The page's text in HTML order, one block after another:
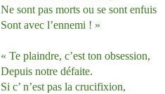
Ne sont pas morts ou se sont enfuis
Sont avec l’ennemi ! »
« Te plaindre, c’est ton obsession,
Depuis notre défaite.
Si c’ n’est pas la crucifixion,